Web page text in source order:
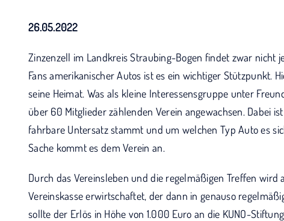
26.05.2022
Zinzenzell im Landkreis Straubing-Bogen findet zwar nicht
Fans amerikanischer Autos ist es ein wichtiger Stützpunkt.
seine Heimat. Was als kleine Interessensgruppe unter
über 60 Mitglieder zählenden Verein angewachsen. Dabei
fahrbare Untersatz stammt und um welchen Typ Auto es
Sache kommt es dem Verein an.
Durch das Vereinsleben und die regelmäßigen Treffen
Vereinskasse erwirtschaftet, der dann in genauso
sollte der Erlös in Höhe von 1.000 Euro an die KUNO-